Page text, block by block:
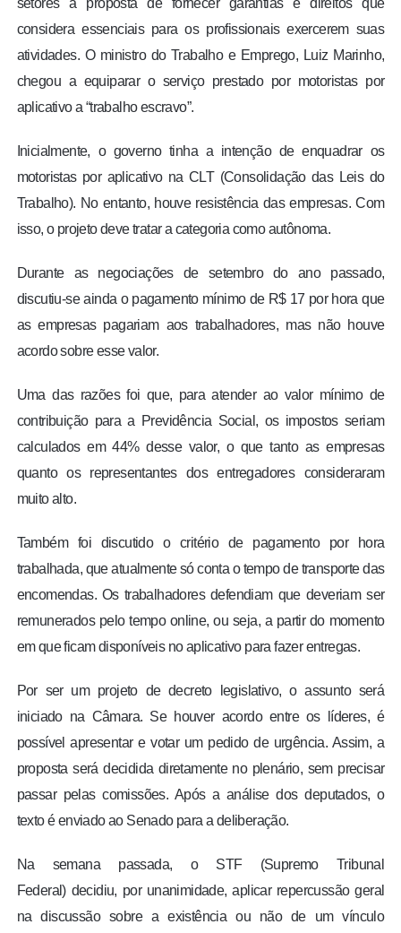
considera essenciais para os profissionais exercerem suas
atividades. O ministro do Trabalho e Emprego, Luiz Marinho,
chegou a equiparar o serviço prestado por motoristas por
aplicativo a “trabalho escravo”.
Inicialmente, o governo tinha a intenção de enquadrar os
motoristas por aplicativo na CLT (Consolidação das Leis do
Trabalho). No entanto, houve resistência das empresas. Com
isso, o projeto deve tratar a categoria como autônoma.
Durante as negociações de setembro do ano passado,
discutiu-se ainda o pagamento mínimo de R$ 17 por hora que
as empresas pagariam aos trabalhadores, mas não houve
acordo sobre esse valor.
Uma das razões foi que, para atender ao valor mínimo de
contribuição para a Previdência Social, os impostos seriam
calculados em 44% desse valor, o que tanto as empresas
quanto os representantes dos entregadores consideraram
muito alto.
Também foi discutido o critério de pagamento por hora
trabalhada, que atualmente só conta o tempo de transporte das
encomendas. Os trabalhadores defendiam que deveriam ser
remunerados pelo tempo online, ou seja, a partir do momento
em que ficam disponíveis no aplicativo para fazer entregas.
Por ser um projeto de decreto legislativo, o assunto será
iniciado na Câmara. Se houver acordo entre os líderes, é
possível apresentar e votar um pedido de urgência. Assim, a
proposta será decidida diretamente no plenário, sem precisar
passar pelas comissões. Após a análise dos deputados, o
texto é enviado ao Senado para a deliberação.
Na semana passada, o STF (Supremo Tribunal
Federal) decidiu, por unanimidade, aplicar repercussão geral
na discussão sobre a existência ou não de um vínculo